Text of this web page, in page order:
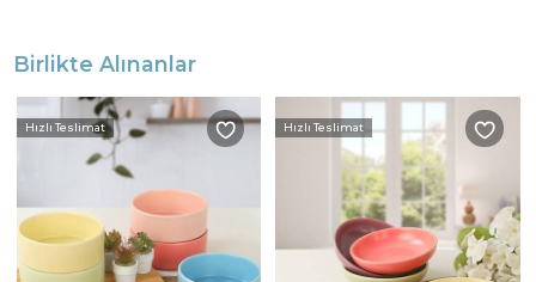
Birlikte Alınanlar
Hızlı Teslimat Hızlı Teslimat